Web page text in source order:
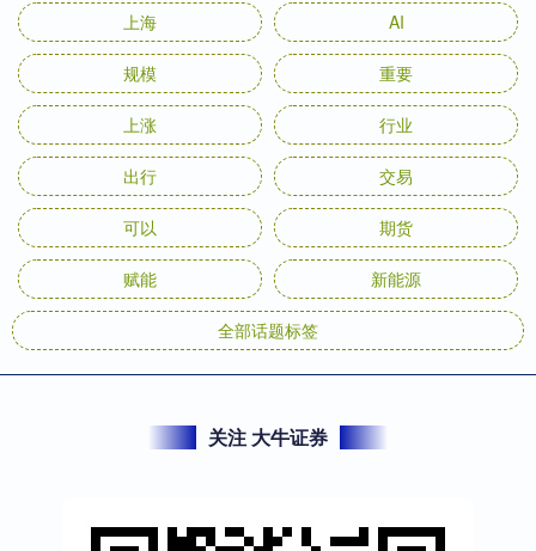
上海 AI
规模 重要
上涨 行业
出行 交易
可以 期货
赋能 新能源
全部话题标签
关注 大牛证券